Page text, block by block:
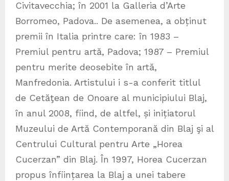
Civitavecchia; în 2001 la Galleria d’Arte
Borromeo, Padova.. De asemenea, a obținut
premii în Italia printre care: în 1983 –
Premiul pentru artă, Padova; 1987 – Premiul
pentru merite deosebite în artă,
Manfredonia. Artistului i s-a conferit titlul
de Cetăţean de Onoare al municipiului Blaj,
în anul 2008, fiind, de altfel, și inițiatorul
Muzeului de Artă Contemporană din Blaj şi al
Centrului Cultural pentru Arte „Horea
Cucerzan” din Blaj. În 1997, Horea Cucerzan
propus înființarea la Blaj a unei tabere